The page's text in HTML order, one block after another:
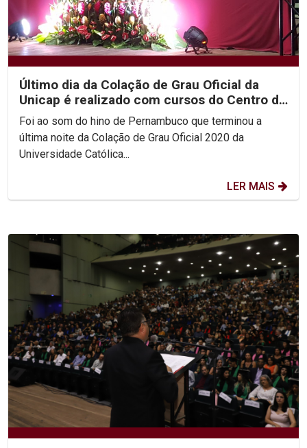
Último dia da Colação de Grau Oficial da
Unicap é realizado com cursos do Centro de
Ciências...
Foi ao som do hino de Pernambuco que terminou a
última noite da Colação de Grau Oficial 2020 da
Universidade Católica...
LER MAIS